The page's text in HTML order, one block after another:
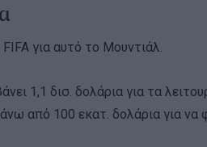
για αυτό το Μουντιάλ.
1,1 δισ. δολάρια για τα
από 100 εκατ. δολάρια για να